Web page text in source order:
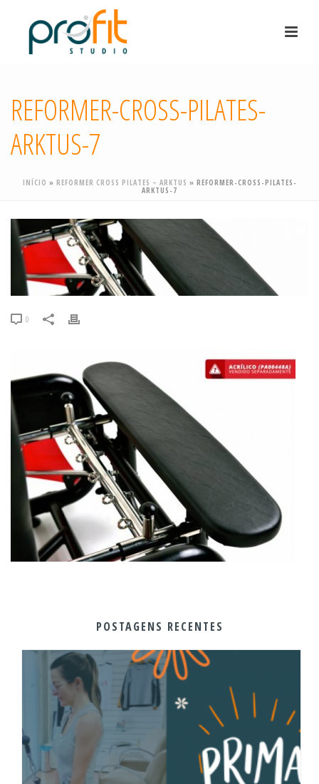
REFORMER-CROSS-PILATES-
ARKTUS-7
INÍCIO » REFORMER CROSS PILATES – ARKTUS » REFORMER-CROSS-PILATES-
ARKTUS-7
0
POSTAGENS RECENTES